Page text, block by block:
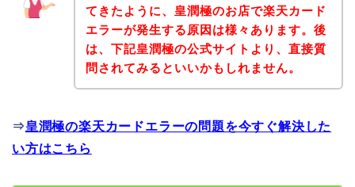
てきたように、皇潤極のお店で楽天カード
エラーが発生する原因は様々あります。後
は、下記皇潤極の公式サイトより、直接質
問されてみるといいかもしれません。
⇒皇潤極の楽天カードエラーの問題を今すぐ解決した
い方はこちら